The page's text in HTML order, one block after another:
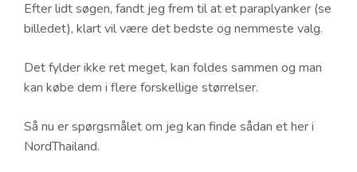
Efter lidt søgen, fandt jeg frem til at et paraplyanker (se
billedet), klart vil være det bedste og nemmeste valg.
Det fylder ikke ret meget, kan foldes sammen og man
kan købe dem i flere forskellige størrelser.
Så nu er spørgsmålet om jeg kan finde sådan et her i
NordThailand.